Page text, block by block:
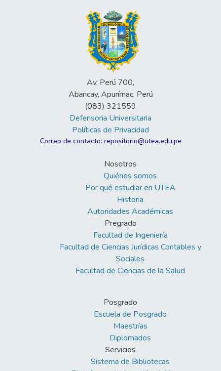
Av. Perú 700,
Abancay, Apurímac, Perú
(083) 321559
Defensoria Universitaria
Políticas de Privacidad
Correo de contacto: repositorio@utea.edu.pe
Nosotros
Quiénes somos
Por qué estudiar en UTEA
Historia
Autoridades Académicas
Pregrado
Facultad de Ingeniería
Facultad de Ciencias Jurídicas Contables y
Sociales
Facultad de Ciencias de la Salud
Posgrado
Escuela de Posgrado
Maestrías
Diplomados
Servicios
Sistema de Bibliotecas